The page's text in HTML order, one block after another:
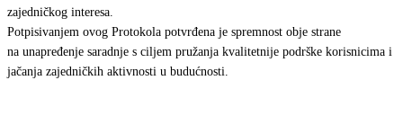
zajedničkog interesa.
Potpisivanjem ovog Protokola potvrđena je spremnost obje strane
na unapređenje saradnje s ciljem pružanja kvalitetnije podrške korisnicima i
jačanja zajedničkih aktivnosti u budućnosti.